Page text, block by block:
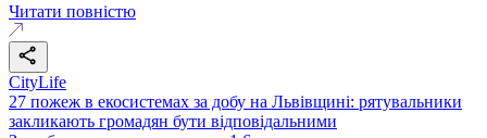
Читати повністю
CityLife
27 пожеж в екосистемах за добу на Львівщині: рятувальники
закликають громадян бути відповідальними